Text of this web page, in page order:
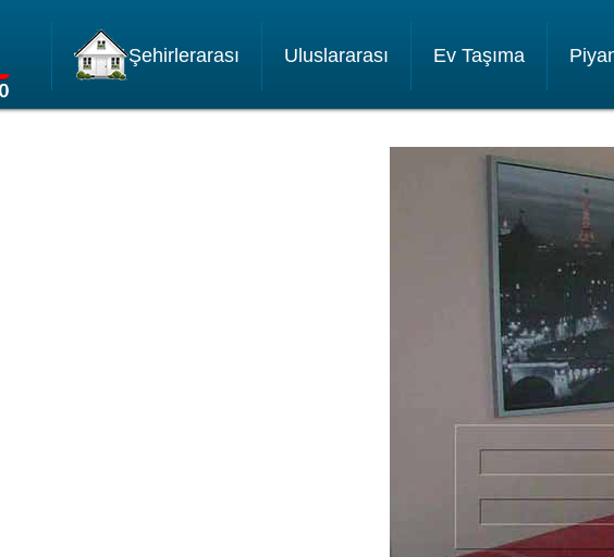
Şehirlerarası Uluslararası Ev Taşıma